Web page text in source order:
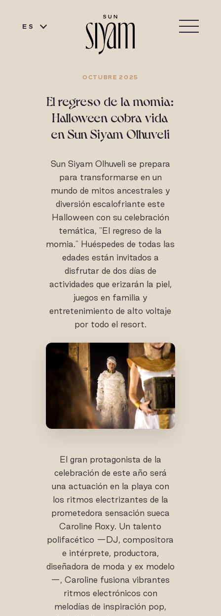
ES
OCTUBRE 2025
El regreso de la momia:
Halloween cobra vida
en Sun Siyam Olhuveli
Sun Siyam Olhuveli se prepara
para transformarse en un
mundo de mitos ancestrales y
diversión escalofriante este
Halloween con su celebración
temática, "El regreso de la
momia." Huéspedes de todas las
edades están invitados a
disfrutar de dos días de
actividades que erizarán la piel,
juegos en familia y
entretenimiento de alto voltaje
por todo el resort.
El gran protagonista de la
celebración de este año será
una actuación en la playa con
los ritmos electrizantes de la
prometedora sensación sueca
Caroline Roxy. Un talento
polifacético —DJ, compositora
e intérprete, productora,
diseñadora de moda y ex modelo
—, Caroline fusiona vibrantes
ritmos electrónicos con
melodías de inspiración pop,